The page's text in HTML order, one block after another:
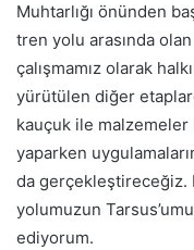
Muhtarlığı önünden
tren yolu arasında
çalışmamız olarak
yürütülen diğer
kauçuk ile malzemeler
yaparken
da gerçekleştireceğiz.
yolumuzun
ediyorum.